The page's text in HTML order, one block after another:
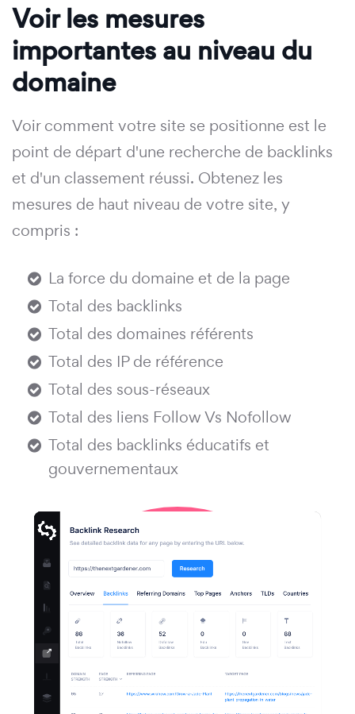
Voir les mesures
importantes au niveau du
domaine
Voir comment votre site se positionne est le
point de départ d'une recherche de backlinks
et d'un classement réussi. Obtenez les
mesures de haut niveau de votre site, y
compris :
La force du domaine et de la page
Total des backlinks
Total des domaines référents
Total des IP de référence
Total des sous-réseaux
Total des liens Follow Vs Nofollow
Total des backlinks éducatifs et
gouvernementaux